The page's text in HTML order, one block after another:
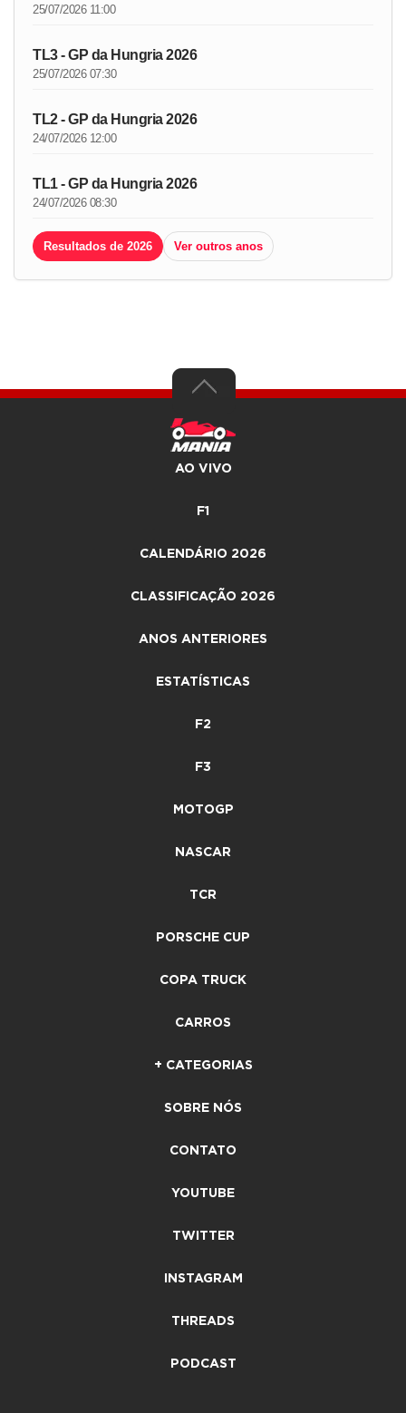
25/07/2026 11:00
TL3 - GP da Hungria 2026
25/07/2026 07:30
TL2 - GP da Hungria 2026
24/07/2026 12:00
TL1 - GP da Hungria 2026
24/07/2026 08:30
Resultados de 2026 Ver outros anos
AO VIVO
F1
CALENDÁRIO 2026
CLASSIFICAÇÃO 2026
ANOS ANTERIORES
ESTATÍSTICAS
F2
F3
MOTOGP
NASCAR
TCR
PORSCHE CUP
COPA TRUCK
CARROS
+ CATEGORIAS
SOBRE NÓS
CONTATO
YOUTUBE
TWITTER
INSTAGRAM
THREADS
PODCAST